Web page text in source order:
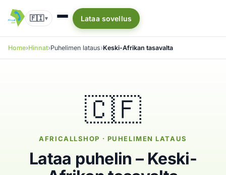
🇫🇮▾ Lataa sovellus
Home Hinnat Puhelimen lataus Keski-Afrikan tasavalta
🇨🇫
AFRICALLSHOP · PUHELIMEN LATAUS
Lataa puhelin – Keski-